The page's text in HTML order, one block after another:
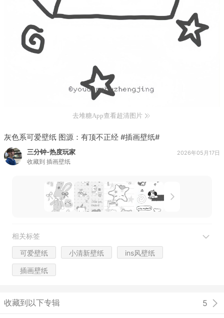
去堆糖App查看超清图片
灰色系可爱壁纸 图源：有顶不正经 #插画壁纸#
三分钟-热度玩家
收藏到 插画壁纸
2026年05月17日
相关标签
可爱壁纸 小清新壁纸 ins风壁纸
插画壁纸
收藏到以下专辑 5